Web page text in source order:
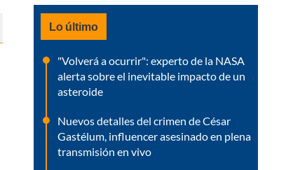
Lo último
"Volverá a ocurrir": experto de la NASA
alerta sobre el inevitable impacto de un
asteroide
Nuevos detalles del crimen de César
Gastélum, influencer asesinado en plena
transmisión en vivo